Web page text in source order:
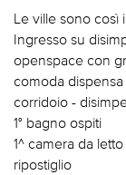
Le ville sono così
Ingresso su
openspace con
comoda dispensa
corridoio -
1° bagno ospiti
1^ camera da letto
ripostiglio